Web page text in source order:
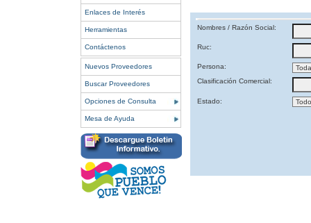
Enlaces de Interés
Herramientas
Contáctenos
Nuevos Proveedores
Buscar Proveedores
Opciones de Consulta
Mesa de Ayuda
Nombres / Razón Social:
Ruc:
Persona:
Clasificación Comercial:
Estado: